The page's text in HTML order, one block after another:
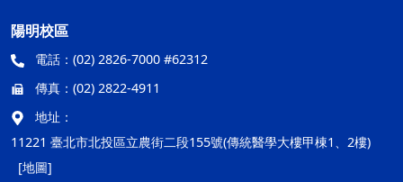
陽明校區
電話： (02) 2826-7000 #62312
傳真： (02) 2822-4911
地址：
11221 臺北市北投區立農街二段155號(傳統醫學大樓甲棟1、2樓)
[地圖]